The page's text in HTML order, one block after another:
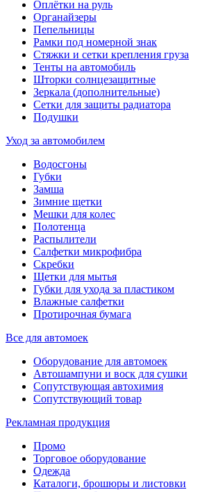
Оплётки на руль
Органайзеры
Пепельницы
Рамки под номерной знак
Стяжки и сетки крепления груза
Тенты на автомобиль
Шторки солнцезащитные
Зеркала (дополнительные)
Сетки для защиты радиатора
Подушки
Уход за автомобилем
Водосгоны
Губки
Замша
Зимние щетки
Мешки для колес
Полотенца
Распылители
Салфетки микрофибра
Скребки
Щетки для мытья
Губки для ухода за пластиком
Влажные салфетки
Протирочная бумага
Все для автомоек
Оборудование для автомоек
Автошампуни и воск для сушки
Сопутствующая автохимия
Сопутствующий товар
Рекламная продукция
Промо
Торговое оборудование
Одежда
Каталоги, брошюры и листовки